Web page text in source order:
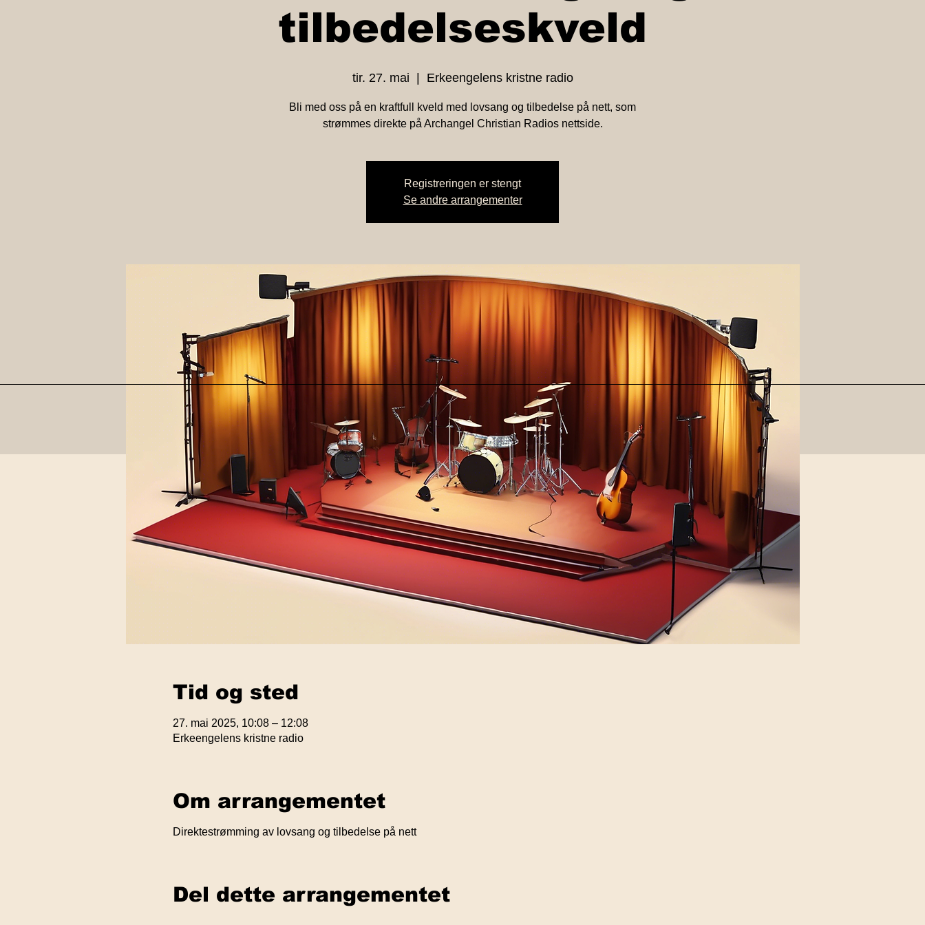
tilbedelseskveld
tir. 27. mai Erkeengelens kristne radio
Bli med oss på en kraftfull kveld med lovsang og tilbedelse på nett, som
strømmes direkte på Archangel Christian Radios nettside.
Registreringen er stengt
Se andre arrangementer
Tid og sted
27. mai 2025, 10:08 – 12:08
Erkeengelens kristne radio
Om arrangementet
Direktestrømming av lovsang og tilbedelse på nett
Del dette arrangementet